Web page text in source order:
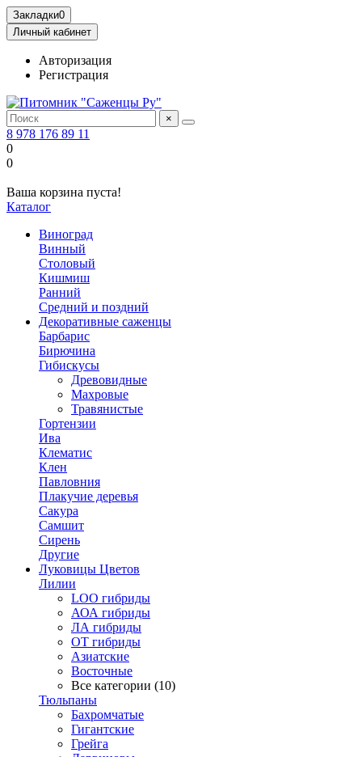
Закладки0
Личный кабинет
Авторизация
Регистрация
×
8 978 176 89 11
0
0
Ваша корзина пуста!
Каталог
Виноград
Винный
Столовый
Кишмиш
Ранний
Средний и поздний
Декоративные саженцы
Барбарис
Бирючина
Гибискусы
Древовидные
Махровые
Травянистые
Гортензии
Ива
Клематис
Клен
Павловния
Плакучие деревья
Сакура
Самшит
Сирень
Другие
Луковицы Цветов
Лилии
LOO гибриды
АОА гибриды
ЛА гибриды
ОТ гибриды
Азиатские
Восточные
Все категории (10)
Тюльпаны
Бахромчатые
Гигантские
Грейга